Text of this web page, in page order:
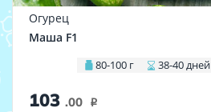
Огурец
Маша F1
80-100 г 38-40 дней
103 .00 i